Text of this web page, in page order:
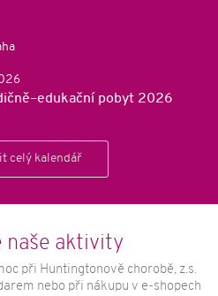
pobyt 2026
celý kalendář
naše aktivity
při Huntingtonově chorobě, z.s.
nebo při nákupu v e-shopech